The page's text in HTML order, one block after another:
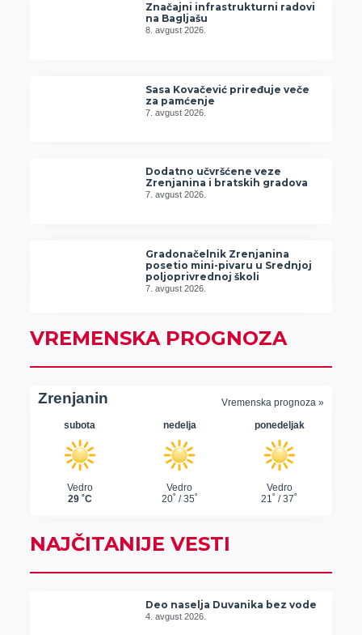
Značajni infrastrukturni radovi
na Bagljašu
8. avgust 2026.
Sasa Kovačević priređuje veče
za pamćenje
7. avgust 2026.
Dodatno učvršćene veze
Zrenjanina i bratskih gradova
7. avgust 2026.
Gradonačelnik Zrenjanina
posetio mini-pivaru u Srednjoj
poljoprivrednoj školi
7. avgust 2026.
VREMENSKA PROGNOZA
NAJČITANIJE VESTI
Deo naselja Duvanika bez vode
4. avgust 2026.